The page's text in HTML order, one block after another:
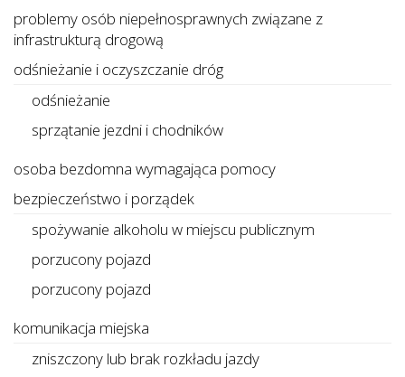
problemy osób niepełnosprawnych związane z
infrastrukturą drogową
odśnieżanie i oczyszczanie dróg
odśnieżanie
sprzątanie jezdni i chodników
osoba bezdomna wymagająca pomocy
bezpieczeństwo i porządek
spożywanie alkoholu w miejscu publicznym
porzucony pojazd
porzucony pojazd
komunikacja miejska
zniszczony lub brak rozkładu jazdy